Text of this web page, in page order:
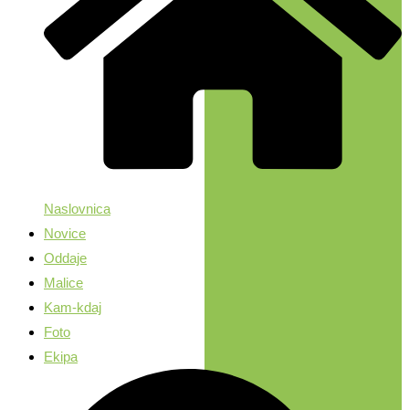
Naslovnica
Novice
Oddaje
Malice
Kam-kdaj
Foto
Ekipa